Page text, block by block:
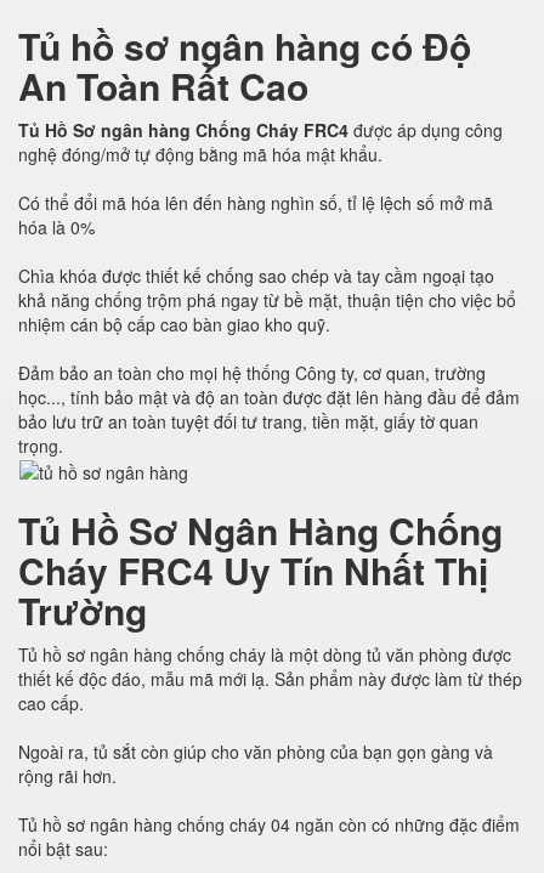
Tủ hồ sơ ngân hàng có Độ
An Toàn Rất Cao
Tủ Hồ Sơ ngân hàng Chống Cháy FRC4 được áp dụng công
nghệ đóng/mở tự động bằng mã hóa mật khẩu.
Có thể đổi mã hóa lên đến hàng nghìn số, tỉ lệ lệch số mở mã
hóa là 0%
Chìa khóa được thiết kế chống sao chép và tay cầm ngoại tạo
khả năng chống trộm phá ngay từ bề mặt, thuận tiện cho việc bổ
nhiệm cán bộ cấp cao bàn giao kho quỹ.
Đảm bảo an toàn cho mọi hệ thống Công ty, cơ quan, trường
học..., tính bảo mật và độ an toàn được đặt lên hàng đầu để đảm
bảo lưu trữ an toàn tuyệt đối tư trang, tiền mặt, giấy tờ quan
trọng.
Tủ Hồ Sơ Ngân Hàng Chống
Cháy FRC4 Uy Tín Nhất Thị
Trường
Tủ hồ sơ ngân hàng chống cháy là một dòng tủ văn phòng được
thiết kế độc đáo, mẫu mã mới lạ. Sản phẩm này được làm từ thép
cao cấp.
Ngoài ra, tủ sắt còn giúp cho văn phòng của bạn gọn gàng và
rộng rãi hơn.
Tủ hồ sơ ngân hàng chống cháy 04 ngăn còn có những đặc điểm
nổi bật sau: